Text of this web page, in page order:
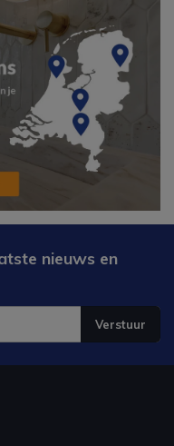
nieuws en
Verstuur